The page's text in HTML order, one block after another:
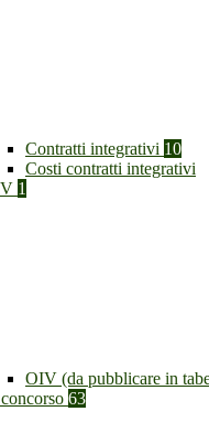
Contratti integrativi 10
Costi contratti integrativi
1
OIV (da pubblicare in
63